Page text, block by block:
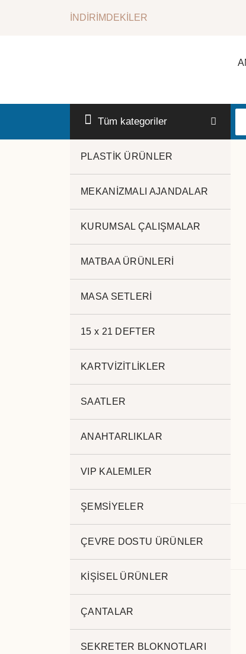
İNDİRİMDEKİLER
Tüm kategoriler
PLASTİK ÜRÜNLER
MEKANİZMALI AJANDALAR
KURUMSAL ÇALIŞMALAR
MATBAA ÜRÜNLERİ
MASA SETLERİ
15 x 21 DEFTER
KARTVİZİTLİKLER
SAATLER
ANAHTARLIKLAR
VIP KALEMLER
ŞEMSİYELER
ÇEVRE DOSTU ÜRÜNLER
KİŞİSEL ÜRÜNLER
ÇANTALAR
SEKRETER BLOKNOTLARI
Açıklama
.